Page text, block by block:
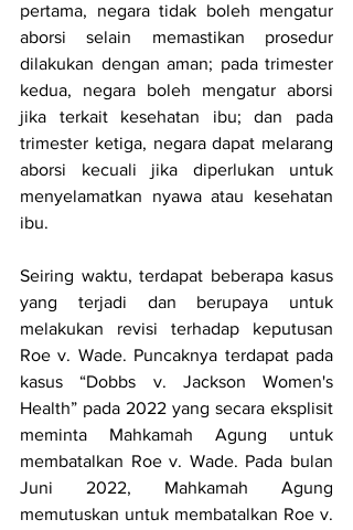
pertama, negara tidak boleh mengatur
aborsi selain memastikan prosedur
dilakukan dengan aman; pada trimester
kedua, negara boleh mengatur aborsi
jika terkait kesehatan ibu; dan pada
trimester ketiga, negara dapat melarang
aborsi kecuali jika diperlukan untuk
menyelamatkan nyawa atau kesehatan
ibu.
Seiring waktu, terdapat beberapa kasus
yang terjadi dan berupaya untuk
melakukan revisi terhadap keputusan
Roe v. Wade. Puncaknya terdapat pada
kasus “Dobbs v. Jackson Women's
Health” pada 2022 yang secara eksplisit
meminta Mahkamah Agung untuk
membatalkan Roe v. Wade. Pada bulan
Juni 2022, Mahkamah Agung
memutuskan untuk membatalkan Roe v.